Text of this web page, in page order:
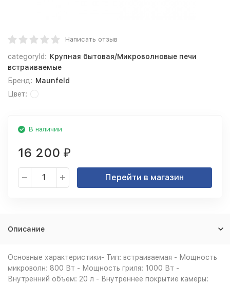
Написать отзыв
categoryId: Крупная бытовая/Микроволновые печи
встраиваемые
Бренд: Maunfeld
Цвет:
В наличии
16 200 ₽
Перейти в магазин
Описание
Основные характеристики- Тип: встраиваемая - Мощность
микроволн: 800 Вт - Мощность гриля: 1000 Вт -
Внутренний объем: 20 л - Внутреннее покрытие камеры: